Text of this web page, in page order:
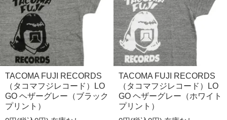
TACOMA FUJI RECORDS
（タコマフジレコード）LO
GO ヘザーグレー（ブラック
プリント）
TACOMA FUJI RECORDS
（タコマフジレコード）LO
GO ヘザーグレー（ホワイト
プリント）